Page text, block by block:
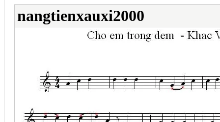
nangtienxauxi2000